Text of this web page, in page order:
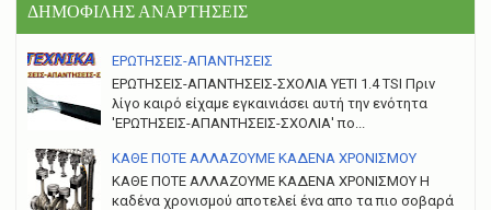
ΔΗΜΟΦΙΛΗΣ ΑΝΑΡΤΗΣΕΙΣ
ΕΡΩΤΗΣΕΙΣ-ΑΠΑΝΤΗΣΕΙΣ
ΕΡΩΤΗΣΕΙΣ-ΑΠΑΝΤΗΣΕΙΣ-ΣΧΟΛΙΑ YETI 1.4 TSI Πριν
λίγο καιρό είχαμε εγκαινιάσει αυτή την ενότητα
'ΕΡΩΤΗΣΕΙΣ-ΑΠΑΝΤΗΣΕΙΣ-ΣΧΟΛΙΑ' πο...
ΚΑΘΕ ΠΟΤΕ ΑΛΛΑΖΟΥΜΕ ΚΑΔΕΝΑ ΧΡΟΝΙΣΜΟΥ
ΚΑΘΕ ΠΟΤΕ ΑΛΛΑΖΟΥΜΕ ΚΑΔΕΝΑ ΧΡΟΝΙΣΜΟΥ Η
καδένα χρονισμού αποτελεί ένα απο τα πιο σοβαρά